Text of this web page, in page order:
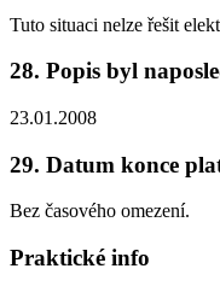
Tuto situaci nelze řešit
28. Popis byl
23.01.2008
29. Datum konce
Bez časového omezení.
Praktické info